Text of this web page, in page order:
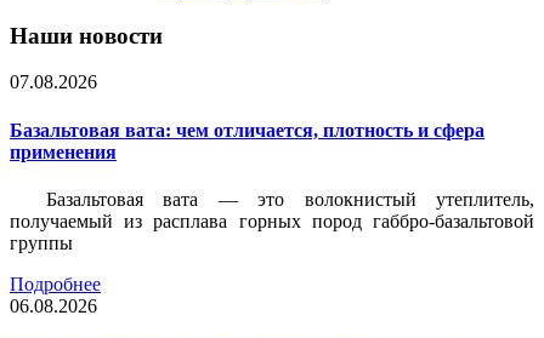
Наши новости
07.08.2026
Базальтовая вата: чем отличается, плотность и сфера
применения
Базальтовая вата — это волокнистый утеплитель,
получаемый из расплава горных пород габбро-базальтовой
группы
Подробнее
06.08.2026